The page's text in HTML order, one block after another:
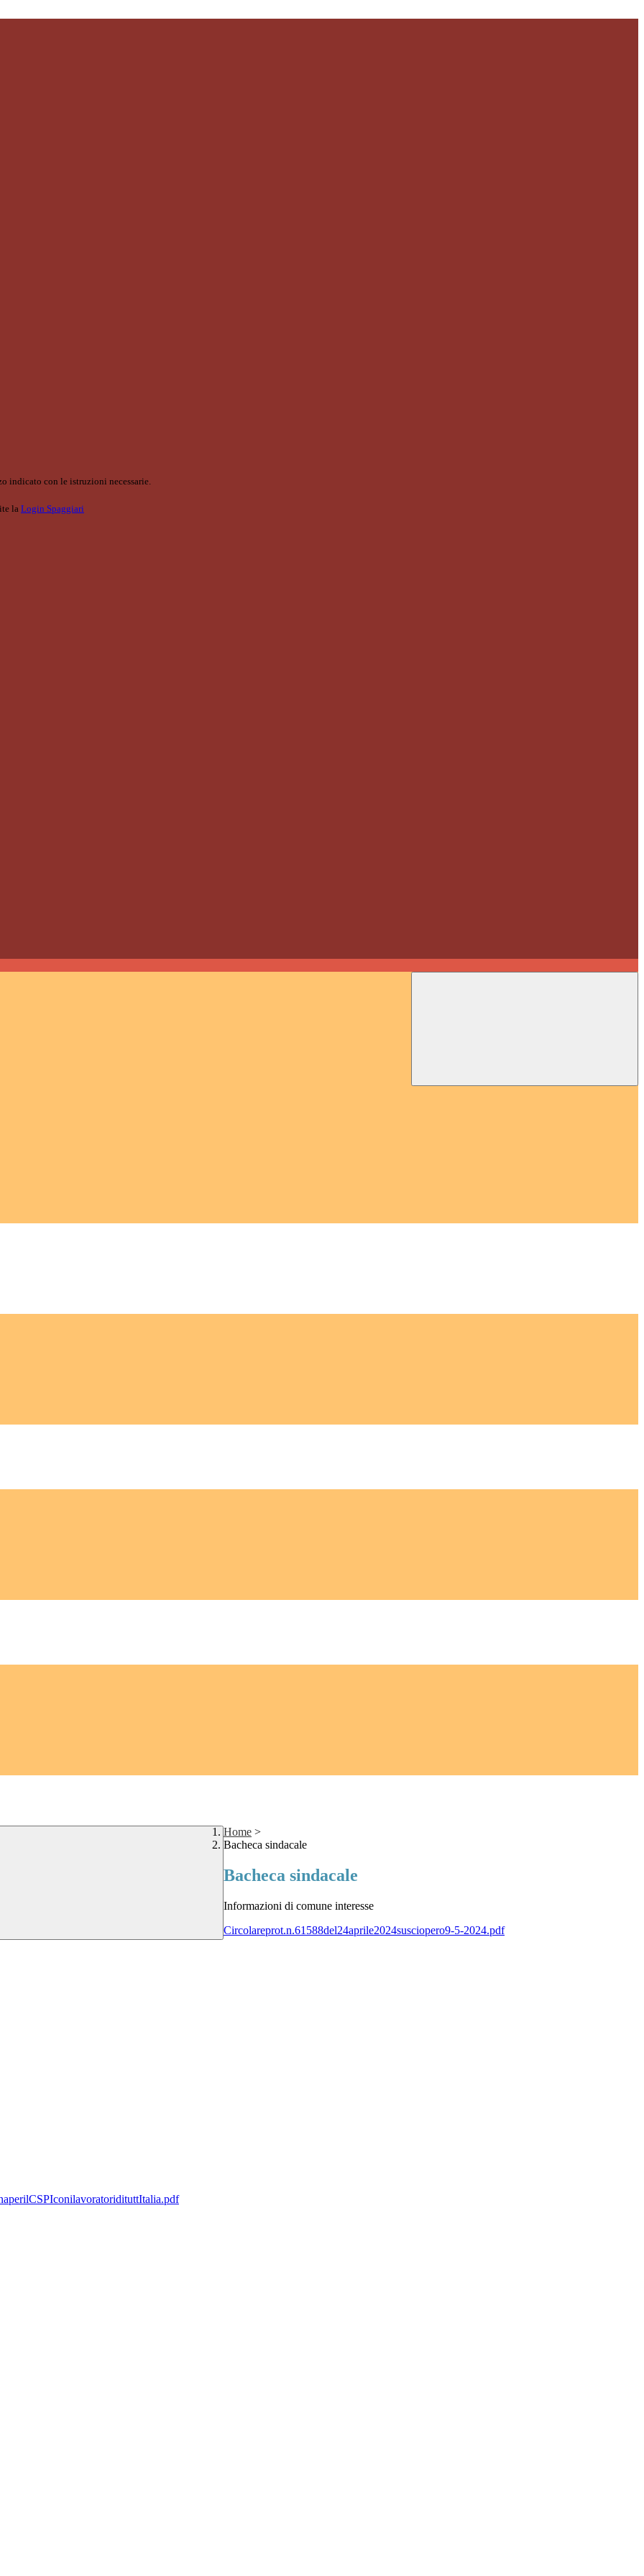
indicato con le istruzioni necessarie.
la Login Spaggiari
Home >
Bacheca sindacale
Bacheca sindacale
Informazioni di comune interesse
Circolareprot.n.61588del24aprile2024susciopero9-5-2024.pdf